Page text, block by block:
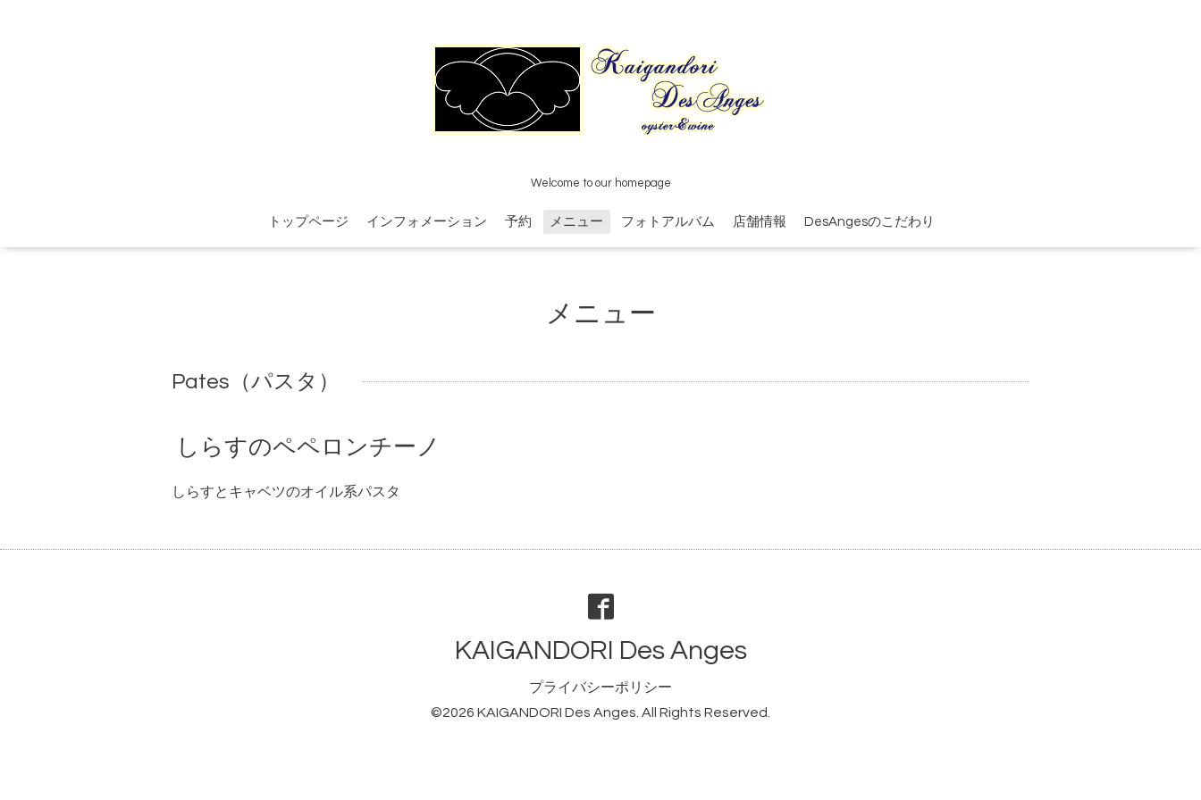
Welcome to our homepage
トップページ インフォメーション 予約 メニュー フォトアルバム 店舗情報 DesAngesのこだわり
メニュー
Pates（パスタ）
しらすのペペロンチーノ
しらすとキャベツのオイル系パスタ
KAIGANDORI Des Anges
プライバシーポリシー
©2026 KAIGANDORI Des Anges. All Rights Reserved.